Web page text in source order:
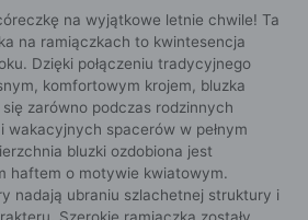
na wyjątkowe letnie chwile! Ta
na ramiączkach to kwintesencja
Dzięki połączeniu tradycyjnego
komfortowym krojem, bluzka
zarówno podczas rodzinnych
wakacyjnych spacerów w pełnym
bluzki ozdobiona jest
haftem o motywie kwiatowym.
nadają ubraniu szlachetnej struktury i